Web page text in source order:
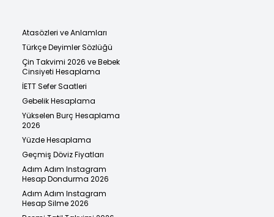
Atasözleri ve Anlamları
Türkçe Deyimler Sözlüğü
Çin Takvimi 2026 ve Bebek
Cinsiyeti Hesaplama
İETT Sefer Saatleri
Gebelik Hesaplama
Yükselen Burç Hesaplama
2026
Yüzde Hesaplama
Geçmiş Döviz Fiyatları
Adım Adım Instagram
Hesap Dondurma 2026
Adım Adım Instagram
Hesap Silme 2026